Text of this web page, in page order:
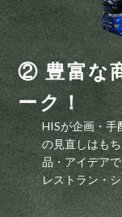
② 豊富な
ーク！
HISが企画・手
の見直しはも
品・アイデア
レストラン・